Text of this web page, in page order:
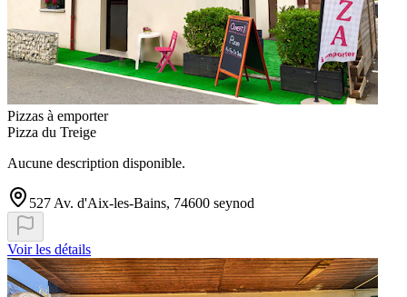
Pizzas à emporter
Pizza du Treige
Aucune description disponible.
527 Av. d'Aix-les-Bains, 74600 seynod
Voir les détails